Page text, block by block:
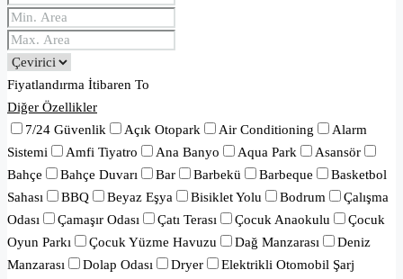
Fiyatlandırma İtibaren To
Diğer Özellikler
7/24 Güvenlik
Açık Otopark Air Conditioning
Alarm
Sistemi
Amfi Tiyatro Ana Banyo Aqua Park
Asansör
Bahçe
Bahçe Duvarı Bar Barbekü Barbeque
Basketbol
Sahası
BBQ Beyaz Eşya Bisiklet Yolu Bodrum
Çalışma
Odası
Çamaşır Odası Çatı Terası Çocuk Anaokulu
Çocuk
Oyun Parkı
Çocuk Yüzme Havuzu Dağ Manzarası
Deniz
Manzarası
Dolap Odası Dryer
Elektrikli Otomobil Şarj